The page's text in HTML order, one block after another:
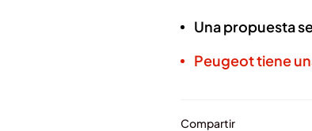
Una propuesta
Peugeot tiene
Compartir